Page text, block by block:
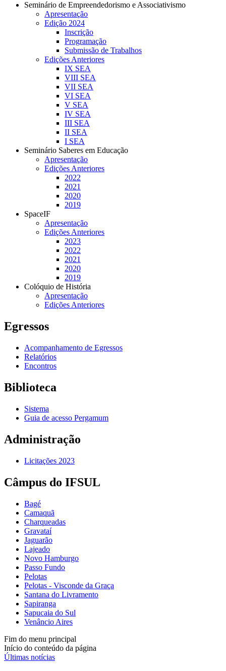
Seminário de Empreendedorismo e Associativismo
Apresentação
Edição 2024
Inscrição
Programação
Submissão de Trabalhos
Edições Anteriores
IX SEA
VIII SEA
VII SEA
VI SEA
V SEA
IV SEA
III SEA
II SEA
I SEA
Seminário Saberes em Educação
Apresentação
Edições Anteriores
2022
2021
2020
2019
SpaceIF
Apresentação
Edições Anteriores
2023
2022
2021
2020
2019
Colóquio de História
Apresentação
Edições Anteriores
Egressos
Acompanhamento de Egressos
Relatórios
Encontros
Biblioteca
Sistema
Guia de acesso Pergamum
Administração
Licitações 2023
Câmpus do IFSUL
Bagé
Camaquã
Charqueadas
Gravataí
Jaguarão
Lajeado
Novo Hamburgo
Passo Fundo
Pelotas
Pelotas - Visconde da Graça
Santana do Livramento
Sapiranga
Sapucaia do Sul
Venâncio Aires
Fim do menu principal
Início do conteúdo da página
Últimas notícias